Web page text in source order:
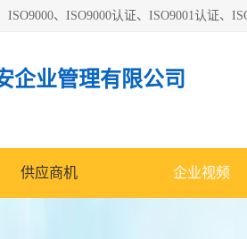
、ISO9000认证、ISO9001认证、
企业管理有限公司
供应商机 企业视频